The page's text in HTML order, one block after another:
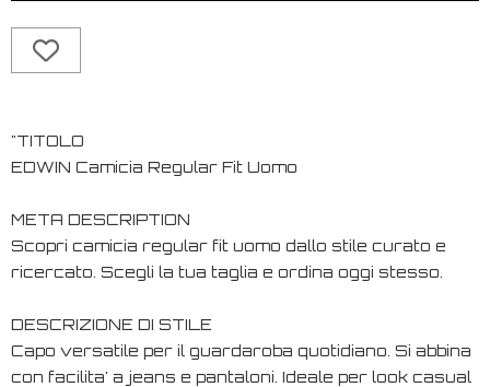
"TITOLO
EDWIN Camicia Regular Fit Uomo
META DESCRIPTION
Scopri camicia regular fit uomo dallo stile curato e
ricercato. Scegli la tua taglia e ordina oggi stesso.
DESCRIZIONE DI STILE
Capo versatile per il guardaroba quotidiano. Si abbina
con facilita' a jeans e pantaloni. Ideale per look casual